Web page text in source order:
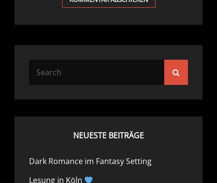
NEUESTE BEITRÄGE
Dark Romance im Fantasy Setting
Lesung in Köln